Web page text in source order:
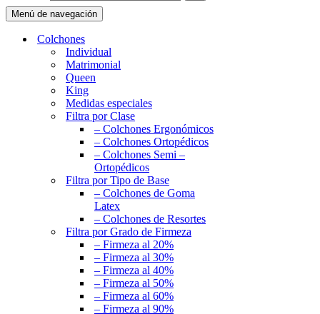
Menú de navegación
Colchones
Individual
Matrimonial
Queen
King
Medidas especiales
Filtra por Clase
– Colchones Ergonómicos
– Colchones Ortopédicos
– Colchones Semi –
Ortopédicos
Filtra por Tipo de Base
– Colchones de Goma
Latex
– Colchones de Resortes
Filtra por Grado de Firmeza
– Firmeza al 20%
– Firmeza al 30%
– Firmeza al 40%
– Firmeza al 50%
– Firmeza al 60%
– Firmeza al 90%